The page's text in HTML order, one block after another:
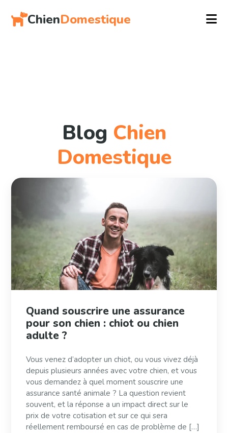
ChienDomestique
Blog Chien
Domestique
Quand souscrire une assurance
pour son chien : chiot ou chien
adulte ?
Vous venez d’adopter un chiot, ou vous vivez déjà
depuis plusieurs années avec votre chien, et vous
vous demandez à quel moment souscrire une
assurance santé animale ? La question revient
souvent, et la réponse a un impact direct sur le
prix de votre cotisation et sur ce qui sera
réellement remboursé en cas de problème de […]